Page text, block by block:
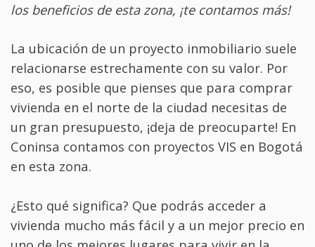
los beneficios de esta zona, ¡te contamos más!
La ubicación de un proyecto inmobiliario suele
relacionarse estrechamente con su valor. Por
eso, es posible que pienses que para comprar
vivienda en el norte de la ciudad necesitas de
un gran presupuesto, ¡deja de preocuparte! En
Coninsa contamos con proyectos VIS en Bogotá
en esta zona.
¿Esto qué significa? Que podrás acceder a
vivienda mucho más fácil y a un mejor precio en